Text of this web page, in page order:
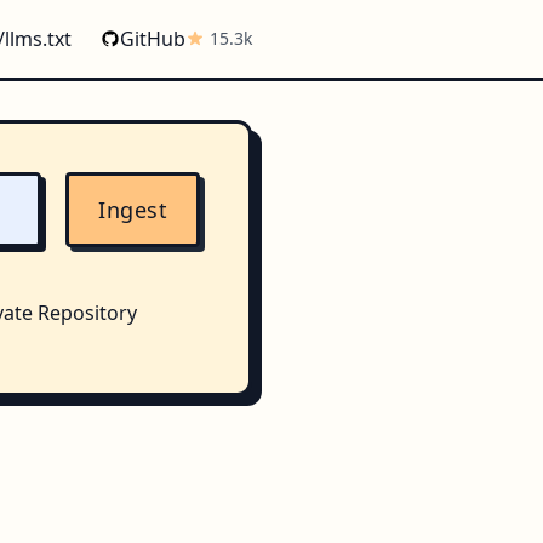
GitHub 15.3k
Ingest
Repository